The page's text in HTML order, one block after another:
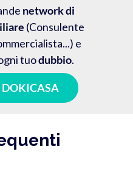
network di
(Consulente
e
tuodubbio.
DOKICASA